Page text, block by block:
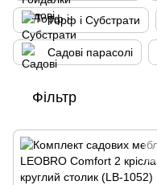
Торф і Субстрати
Садові парасолі
Фільтр